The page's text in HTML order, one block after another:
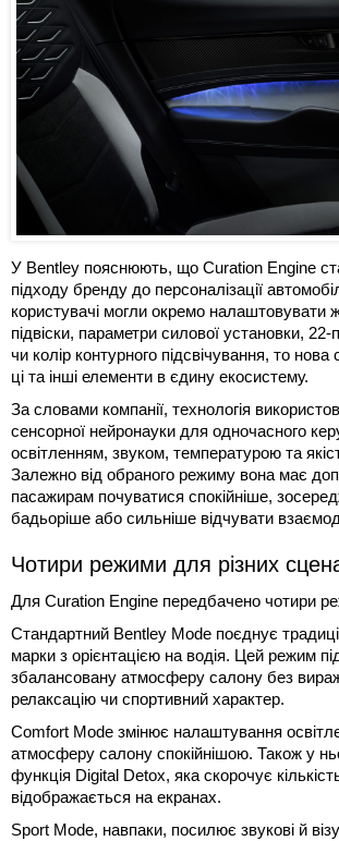
У Bentley пояснюють, що Curation Engine
підходу бренду до персоналізації
користувачі могли окремо налаштовувати
підвіски, параметри силової установки, 22-
чи колір контурного підсвічування, то
ці та інші елементи в єдину екосистему.
За словами компанії, технологія
сенсорної нейронауки для одночасного
освітленням, звуком, температурою та
Залежно від обраного режиму вона має
пасажирам почуватися спокійніше,
бадьоріше або сильніше відчувати
Чотири режими для різних
Для Curation Engine передбачено чотири
Стандартний Bentley Mode поєднує
марки з орієнтацією на водія. Цей режим
збалансовану атмосферу салону без
релаксацію чи спортивний характер.
Comfort Mode змінює налаштування
атмосферу салону спокійнішою. Також у
функція Digital Detox, яка скорочує
відображається на екранах.
Sport Mode, навпаки, посилює звукові й